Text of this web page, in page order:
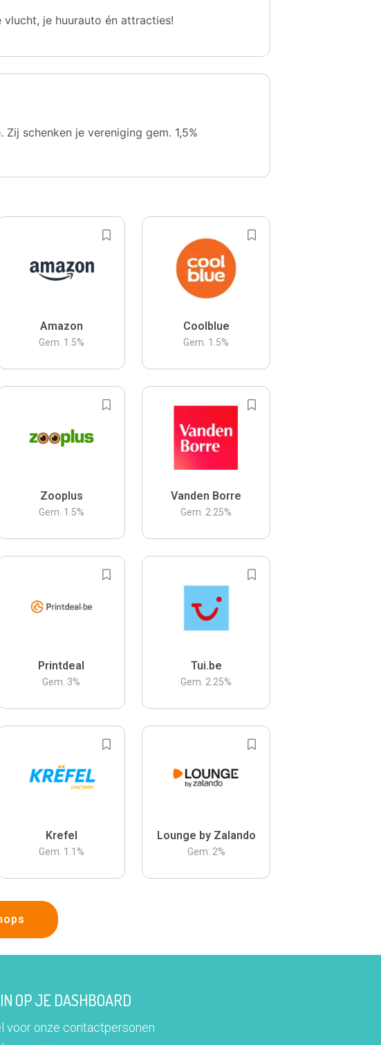
je huurauto én attracties!
schenken je vereniging gem. 1,5%
Amazon
Gem. 1.5%
Coolblue
Gem. 1.5%
Zooplus
Gem. 1.5%
Vanden Borre
Gem. 2.25%
Printdeal
Gem. 3%
Tui.be
Gem. 2.25%
Krefel
Gem. 1.1 %
Lounge by Zalando
Gem. 2%
OP JE DASHBOARD
voor onze contactpersonen